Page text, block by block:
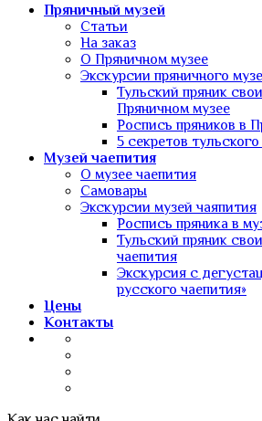
Пряничный музей
Статьи
На заказ
О Пряничном музее
Экскурсии пряничного
Тульский пряник
Пряничном музее
Роспись пряников в
5 секретов тульского
Музей чаепития
О музее чаепития
Самовары
Экскурсии музей чаяпития
Роспись пряника в
Тульский пряник
чаепития
Экскурсия с
русского чаепития»
Цены
Контакты